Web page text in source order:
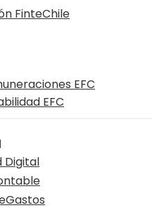
FinteChile
EFC
EFC
Digital